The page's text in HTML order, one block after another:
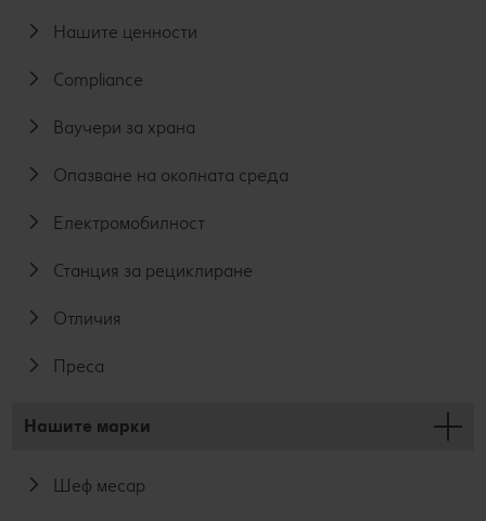
Нашите ценности
Compliance
Ваучери за храна
Опазване на околната среда
Електромобилност
Станция за рециклиране
Отличия
Преса
Нашите марки
Шеф месар